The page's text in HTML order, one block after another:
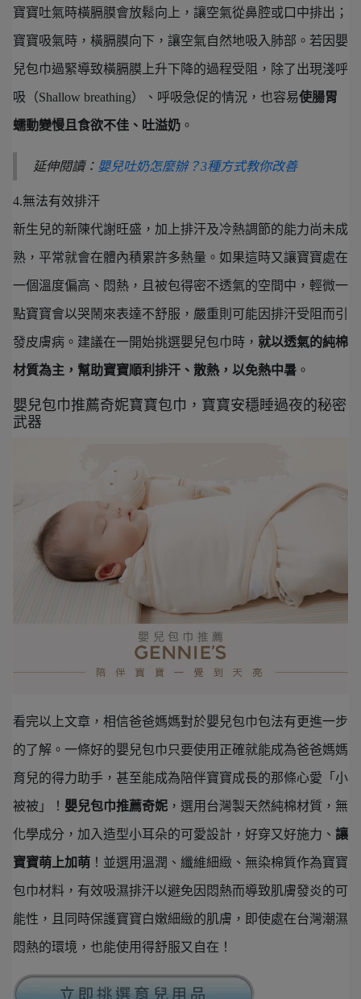
寶寶吐氣時橫膈膜會放鬆向上，讓空氣從鼻腔或口中排出；
寶寶吸氣時，橫膈膜向下，讓空氣自然地吸入肺部。若因嬰
兒包巾過緊導致橫膈膜上升下降的過程受阻，除了出現淺呼
吸（Shallow breathing）、呼吸急促的情況，也容易使腸胃
蠕動變慢且食欲不佳、吐溢奶 。
延伸閱讀： 嬰兒吐奶怎麼辦？3種方式教你改善
4.無法有效排汗
新生兒的新陳代謝旺盛，加上排汗及冷熱調節的能力尚未成
熟，平常就會在體內積累許多熱量。如果這時又讓寶寶處在
一個溫度偏高、悶熱，且被包得密不透氣的空間中，輕微一
點寶寶會以哭鬧來表達不舒服，嚴重則可能因排汗受阻而引
發皮膚病。建議在一開始挑選嬰兒包巾時， 就以透氣的純棉
材質為主，幫助寶寶順利排汗、散熱，以免熱中暑 。
嬰兒包巾推薦奇妮寶寶包巾，寶寶安穩睡過夜的秘密
武器
看完以上文章，相信爸爸媽媽對於嬰兒包巾包法有更進一步
的了解。一條好的嬰兒包巾只要使用正確就能成為爸爸媽媽
育兒的得力助手，甚至能成為陪伴寶寶成長的那條心愛「小
被被」！ 嬰兒包巾推薦奇妮 ，選用台灣製天然純棉材質，無
化學成分，加入造型小耳朵的可愛設計，好穿又好施力、 讓
寶寶萌上加萌 ！並選用溫潤、纖維細緻、無染棉質作為寶寶
包巾材料，有效吸濕排汗以避免因悶熱而導致肌膚發炎的可
能性，且同時保護寶寶白嫩細緻的肌膚，即使處在台灣潮濕
悶熱的環境，也能使用得舒服又自在！